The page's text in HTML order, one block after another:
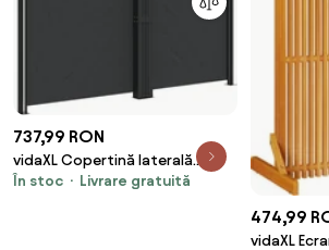
737,99 RON
vidaXL Copertină laterală
retractabilă, negru, 140x1200
În stoc Livrare gratuită
474,99
vidaXL